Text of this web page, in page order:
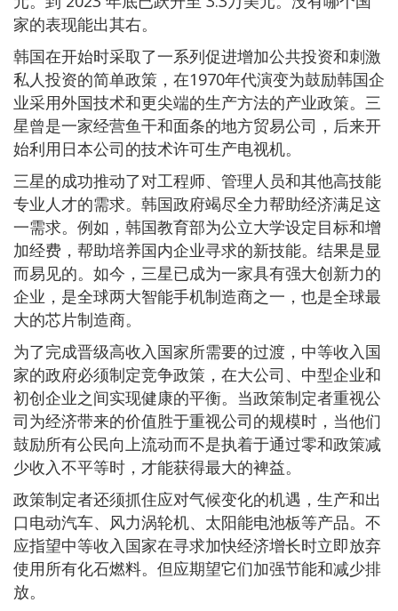
家的表现能出其右。
韩国在开始时采取了一系列促进增加公共投资和刺激
私人投资的简单政策，在1970年代演变为鼓励韩国企
业采用外国技术和更尖端的生产方法的产业政策。三
星曾是一家经营鱼干和面条的地方贸易公司，后来开
始利用日本公司的技术许可生产电视机。
三星的成功推动了对工程师、管理人员和其他高技能
专业人才的需求。韩国政府竭尽全力帮助经济满足这
一需求。例如，韩国教育部为公立大学设定目标和增
加经费，帮助培养国内企业寻求的新技能。结果是显
而易见的。如今，三星已成为一家具有强大创新力的
企业，是全球两大智能手机制造商之一，也是全球最
大的芯片制造商。
为了完成晋级高收入国家所需要的过渡，中等收入国
家的政府必须制定竞争政策，在大公司、中型企业和
初创企业之间实现健康的平衡。当政策制定者重视公
司为经济带来的价值胜于重视公司的规模时，当他们
鼓励所有公民向上流动而不是执着于通过零和政策减
少收入不平等时，才能获得最大的裨益。
政策制定者还须抓住应对气候变化的机遇，生产和出
口电动汽车、风力涡轮机、太阳能电池板等产品。不
应指望中等收入国家在寻求加快经济增长时立即放弃
使用所有化石燃料。但应期望它们加强节能和减少排
放。